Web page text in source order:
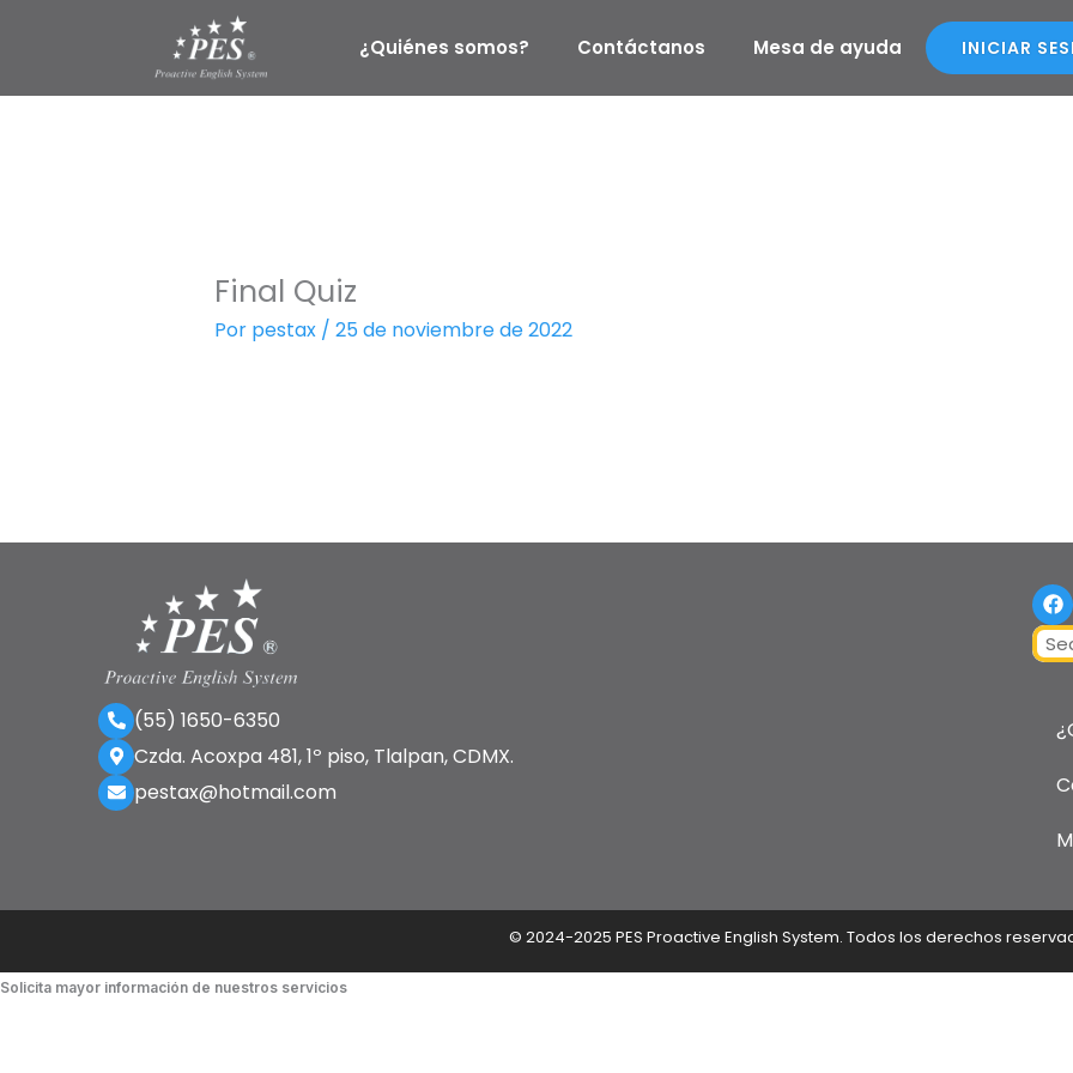
¿Quiénes somos? Contáctanos Mesa de ayuda INICIAR
Final Quiz
Por pestax / 25 de noviembre de 2022
F
a
c
e
k
(55) 1650-6350
Czda. Acoxpa 481, 1º piso, Tlalpan, CDMX.
pestax@hotmail.com
© 2024-2025 PES Proactive English System. Todos los derechos
Solicita mayor información de nuestros servicios